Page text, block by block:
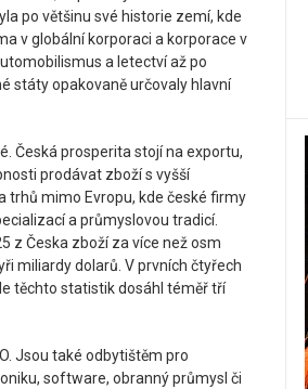
po většinu své historie zemí, kde
v globální korporaci a korporace v
a letectví až po
státy opakovaně určovaly hlavní
Česká prosperita stojí na exportu,
prodávat zboží s vyšší
trhů mimo Evropu, kde české firmy
a průmyslovou tradicí.
z Česka zboží za více než osm
miliardy dolarů. V prvních čtyřech
těchto statistik dosáhl téměř tří
Jsou také odbytištěm pro
software, obranný průmysl či